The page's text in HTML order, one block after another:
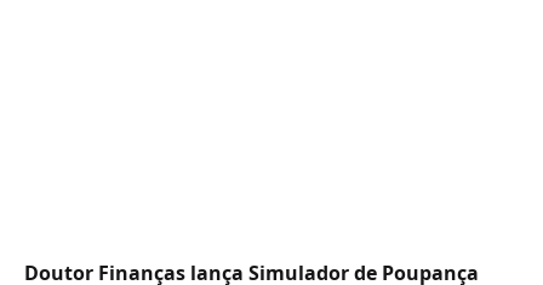
Doutor Finanças lança Simulador de Poupança